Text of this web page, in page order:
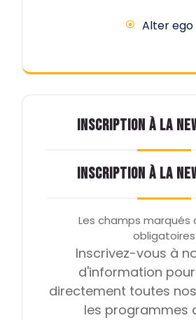
Alter ego
INSCRIPTION À LA
INSCRIPTION À LA
Les champs marqués
obligatoires
Inscrivez-vous à
d'information
directement toutes
les programmes